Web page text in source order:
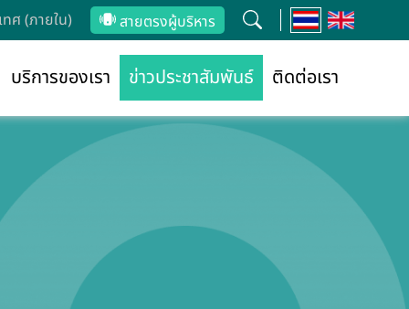
ศ (ภายใน) สายตรงผู้บริหาร
บริการของเรา ข่าวประชาสัมพันธ์ ติดต่อเรา